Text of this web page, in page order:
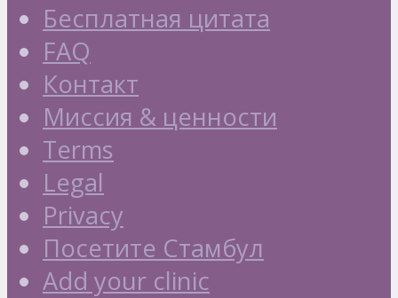
Бесплатная цитата
FAQ
Контакт
Миссия & ценности
Terms
Legal
Privacy
Посетите Стамбул
Add your clinic